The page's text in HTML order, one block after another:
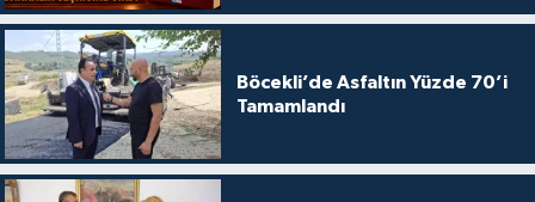
Böcekli’de Asfaltın Yüzde 70’i
Tamamlandı